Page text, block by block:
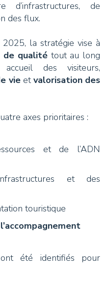
d’infrastructures, de
des flux.
la stratégie vise à
de qualitétout au long
des visiteurs,
vieet valorisation des
axes prioritaires :
et de l’ADN
et des
touristique
l’accompagnement
été identifiés pour